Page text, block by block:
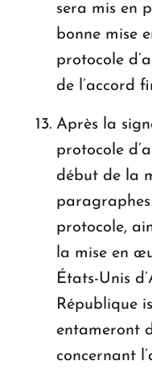
sera mis en
bonne mise
protocole
de l’accord
Après la
protocole
début de la
paragraphes
protocole,
la mise en
États-Unis
République
entameront
concernant